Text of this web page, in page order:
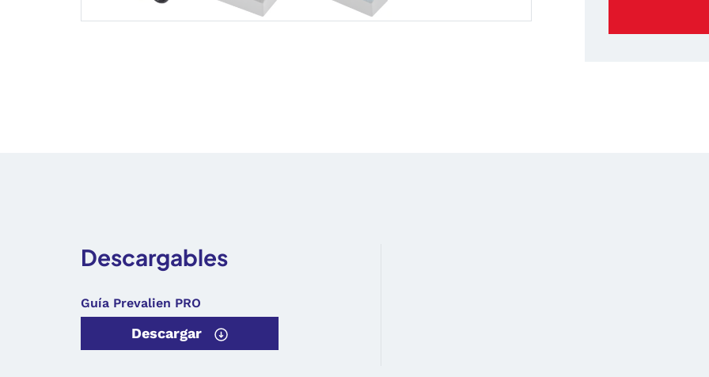
Descargables
Guía Prevalien PRO
Descargar